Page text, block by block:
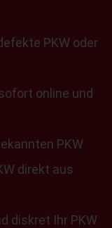
PKW oder
online und
PKW
direkt aus
diskret Ihr PKW